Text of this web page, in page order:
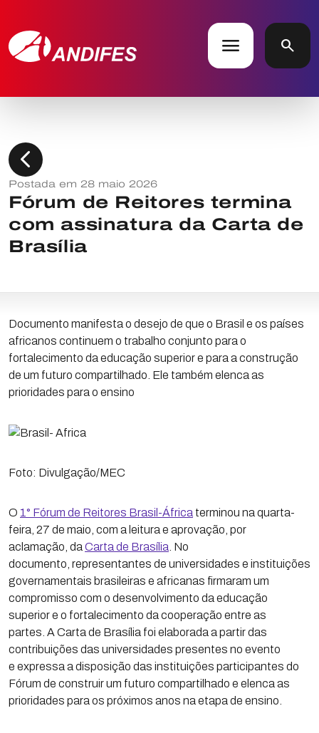
menu search
chevron_left
Postada em 28 maio 2026
Fórum de Reitores termina
com assinatura da Carta de
Brasília
Documento manifesta o desejo de que o Brasil e os países
africanos continuem o trabalho conjunto para o
fortalecimento da educação superior e para a construção
de um futuro compartilhado. Ele também elenca as
prioridades para o ensino
Foto: Divulgação/MEC
O 1° Fórum de Reitores Brasil-África terminou na quarta-
feira, 27 de maio, com a leitura e aprovação, por
aclamação, da Carta de Brasília . No
documento, representantes de universidades e instituições
governamentais brasileiras e africanas firmaram um
compromisso com o desenvolvimento da educação
superior e o fortalecimento da cooperação entre as
partes. A Carta de Brasília foi elaborada a partir das
contribuições das universidades presentes no evento
e expressa a disposição das instituições participantes do
Fórum de construir um futuro compartilhado e elenca as
prioridades para os próximos anos na etapa de ensino.